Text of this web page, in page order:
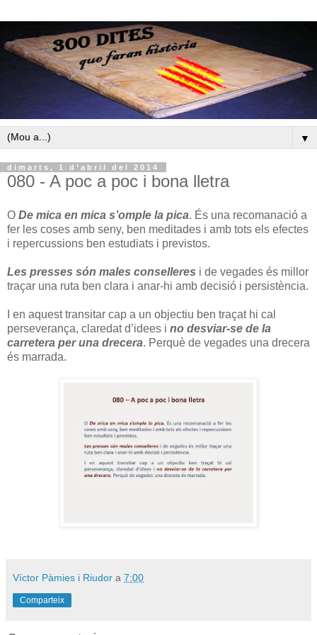
▼
dimarts, 1 d’abril del 2014
080 - A poc a poc i bona lletra
O De mica en mica s’omple la pica. És una recomanació a
fer les coses amb seny, ben meditades i amb tots els efectes
i repercussions ben estudiats i previstos.
Les presses són males conselleres i de vegades és millor
traçar una ruta ben clara i anar-hi amb decisió i persistència.
I en aquest transitar cap a un objectiu ben traçat hi cal
perseverança, claredat d’idees i no desviar-se de la
carretera per una drecera. Perquè de vegades una drecera
és marrada.
Víctor Pàmies i Riudor a 7:00
Comparteix